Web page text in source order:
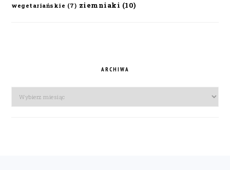
wegetariańskie (7) ziemniaki (10)
ARCHIWA
Archiwa